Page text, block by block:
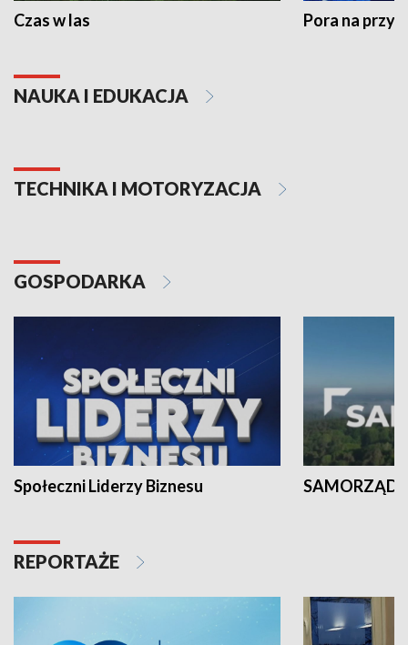
Czas w las Pora na
NAUKA I EDUKACJA
TECHNIKA I MOTORYZACJA
GOSPODARKA
Społeczni Liderzy Biznesu SAMORZĄD
REPORTAŻE